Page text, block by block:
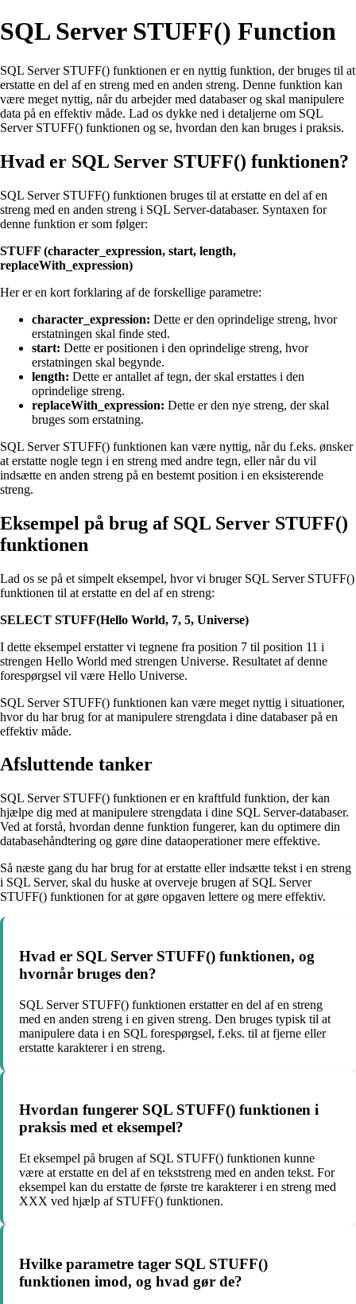
SQL Server STUFF() Function
SQL Server STUFF() funktionen er en nyttig funktion, der bruges til at
erstatte en del af en streng med en anden streng. Denne funktion kan
være meget nyttig, når du arbejder med databaser og skal manipulere
data på en effektiv måde. Lad os dykke ned i detaljerne om SQL
Server STUFF() funktionen og se, hvordan den kan bruges i praksis.
Hvad er SQL Server STUFF() funktionen?
SQL Server STUFF() funktionen bruges til at erstatte en del af en
streng med en anden streng i SQL Server-databaser. Syntaxen for
denne funktion er som følger:
STUFF (character_expression, start, length,
replaceWith_expression)
Her er en kort forklaring af de forskellige parametre:
character_expression: Dette er den oprindelige streng, hvor
erstatningen skal finde sted.
start: Dette er positionen i den oprindelige streng, hvor
erstatningen skal begynde.
length: Dette er antallet af tegn, der skal erstattes i den
oprindelige streng.
replaceWith_expression: Dette er den nye streng, der skal
bruges som erstatning.
SQL Server STUFF() funktionen kan være nyttig, når du f.eks. ønsker
at erstatte nogle tegn i en streng med andre tegn, eller når du vil
indsætte en anden streng på en bestemt position i en eksisterende
streng.
Eksempel på brug af SQL Server STUFF()
funktionen
Lad os se på et simpelt eksempel, hvor vi bruger SQL Server STUFF()
funktionen til at erstatte en del af en streng:
SELECT STUFF(Hello World, 7, 5, Universe)
I dette eksempel erstatter vi tegnene fra position 7 til position 11 i
strengen Hello World med strengen Universe. Resultatet af denne
forespørgsel vil være Hello Universe.
SQL Server STUFF() funktionen kan være meget nyttig i situationer,
hvor du har brug for at manipulere strengdata i dine databaser på en
effektiv måde.
Afsluttende tanker
SQL Server STUFF() funktionen er en kraftfuld funktion, der kan
hjælpe dig med at manipulere strengdata i dine SQL Server-databaser.
Ved at forstå, hvordan denne funktion fungerer, kan du optimere din
databasehåndtering og gøre dine dataoperationer mere effektive.
Så næste gang du har brug for at erstatte eller indsætte tekst i en streng
i SQL Server, skal du huske at overveje brugen af SQL Server
STUFF() funktionen for at gøre opgaven lettere og mere effektiv.
Hvad er SQL Server STUFF() funktionen, og
hvornår bruges den?
SQL Server STUFF() funktionen erstatter en del af en streng
med en anden streng i en given streng. Den bruges typisk til at
manipulere data i en SQL forespørgsel, f.eks. til at fjerne eller
erstatte karakterer i en streng.
Hvordan fungerer SQL STUFF() funktionen i
praksis med et eksempel?
Et eksempel på brugen af SQL STUFF() funktionen kunne
være at erstatte en del af en tekststreng med en anden tekst. For
eksempel kan du erstatte de første tre karakterer i en streng med
XXX ved hjælp af STUFF() funktionen.
Hvilke parametre tager SQL STUFF()
funktionen imod, og hvad gør de?